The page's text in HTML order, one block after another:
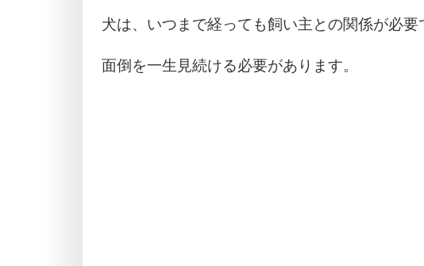
犬は、いつまで経っても飼い主との関係が必要
面倒を一生見続ける必要があります。